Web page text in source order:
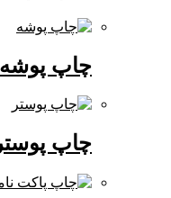
چاپ پوشه
چاپ پوستر